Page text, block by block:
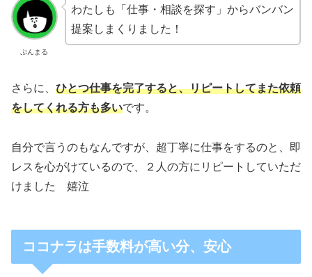
ぷんまる
わたしも「仕事・相談を探す」からバンバン
提案しまくりました！
さらに、 ひとつ仕事を完了すると、リピートしてまた依頼
をしてくれる方も多いです。
自分で言うのもなんですが、超丁寧に仕事をするのと、即
レスを心がけているので、２人の方にリピートしていただ
けました 嬉泣
ココナラは手数料が高い分、安心